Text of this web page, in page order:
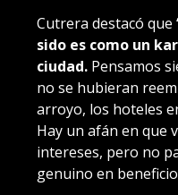
Cutrera destacó que
sido es como un
ciudad. Pensamos
no se hubieran
arroyo, los hoteles
Hay un afán en que
intereses, pero no
genuino en